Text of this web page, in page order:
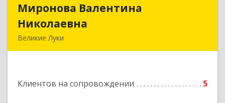
Миронова Валентина
Николаевна
Великие Луки
Клиентов на сопровождении 5
Миронова Валентина